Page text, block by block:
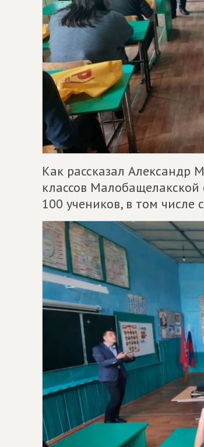
Как рассказал Александр
классов
100 учеников, в том числе